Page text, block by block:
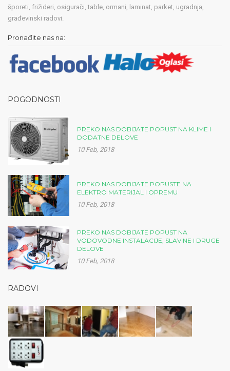
šporeti, frižideri, osigurači, table, ormani, laminat, parket, ugradnja,
građevinski radovi.
Pronađite nas na:
POGODNOSTI
PREKO NAS DOBIJATE POPUST NA KLIME I
DODATNE DELOVE
10 Feb, 2018
PREKO NAS DOBIJATE POPUSTE NA
ELEKTRO MATERIJAL I OPREMU
10 Feb, 2018
PREKO NAS DOBIJATE POPUST NA
VODOVODNE INSTALACIJE, SLAVINE I DRUGE
DELOVE
10 Feb, 2018
RADOVI